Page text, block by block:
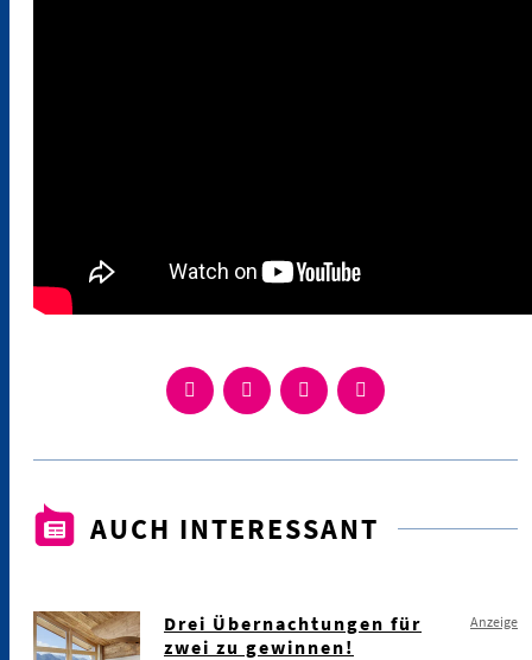
AUCH INTERESSANT
Drei Übernachtungen für
zwei zu gewinnen!
Anzeige